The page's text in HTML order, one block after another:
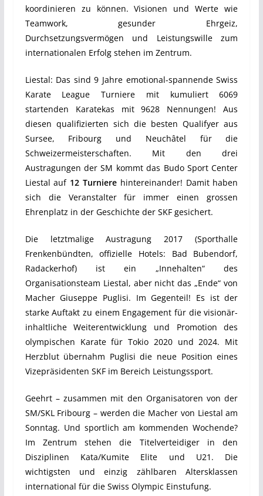
koordinieren zu können. Visionen und Werte wie
Teamwork, gesunder Ehrgeiz,
Durchsetzungsvermögen und Leistungswille zum
internationalen Erfolg stehen im Zentrum.
Liestal: Das sind 9 Jahre emotional-spannende Swiss
Karate League Turniere mit kumuliert 6069
startenden Karatekas mit 9628 Nennungen! Aus
diesen qualifizierten sich die besten Qualifyer aus
Sursee, Fribourg und Neuchâtel für die
Schweizermeisterschaften. Mit den drei
Austragungen der SM kommt das Budo Sport Center
Liestal auf 12 Turniere hintereinander! Damit haben
sich die Veranstalter für immer einen grossen
Ehrenplatz in der Geschichte der SKF gesichert.
Die letztmalige Austragung 2017 (Sporthalle
Frenkenbündten, offizielle Hotels: Bad Bubendorf,
Radackerhof) ist ein „Innehalten“ des
Organisationsteam Liestal, aber nicht das „Ende“ von
Macher Giuseppe Puglisi. Im Gegenteil! Es ist der
starke Auftakt zu einem Engagement für die visionär-
inhaltliche Weiterentwicklung und Promotion des
olympischen Karate für Tokio 2020 und 2024. Mit
Herzblut übernahm Puglisi die neue Position eines
Vizepräsidenten SKF im Bereich Leistungssport.
Geehrt – zusammen mit den Organisatoren von der
SM/SKL Fribourg – werden die Macher von Liestal am
Sonntag. Und sportlich am kommenden Wochende?
Im Zentrum stehen die Titelverteidiger in den
Disziplinen Kata/Kumite Elite und U21. Die
wichtigsten und einzig zählbaren Altersklassen
international für die Swiss Olympic Einstufung.